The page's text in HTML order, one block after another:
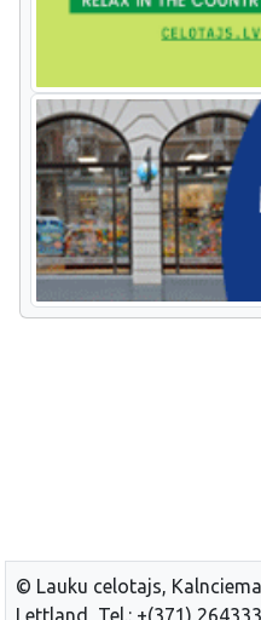
© Lauku celotajs,
Lettland, Tel.: +(371)